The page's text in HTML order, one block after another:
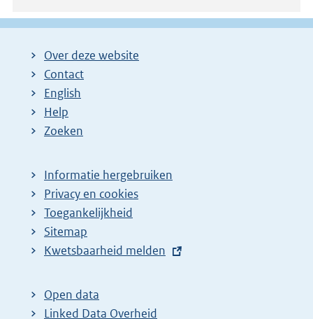
Over deze website
Contact
English
Help
Zoeken
Informatie hergebruiken
Privacy en cookies
Toegankelijkheid
Sitemap
E
t
e
Kwetsbaarheid melden
Open data
Linked Data Overheid